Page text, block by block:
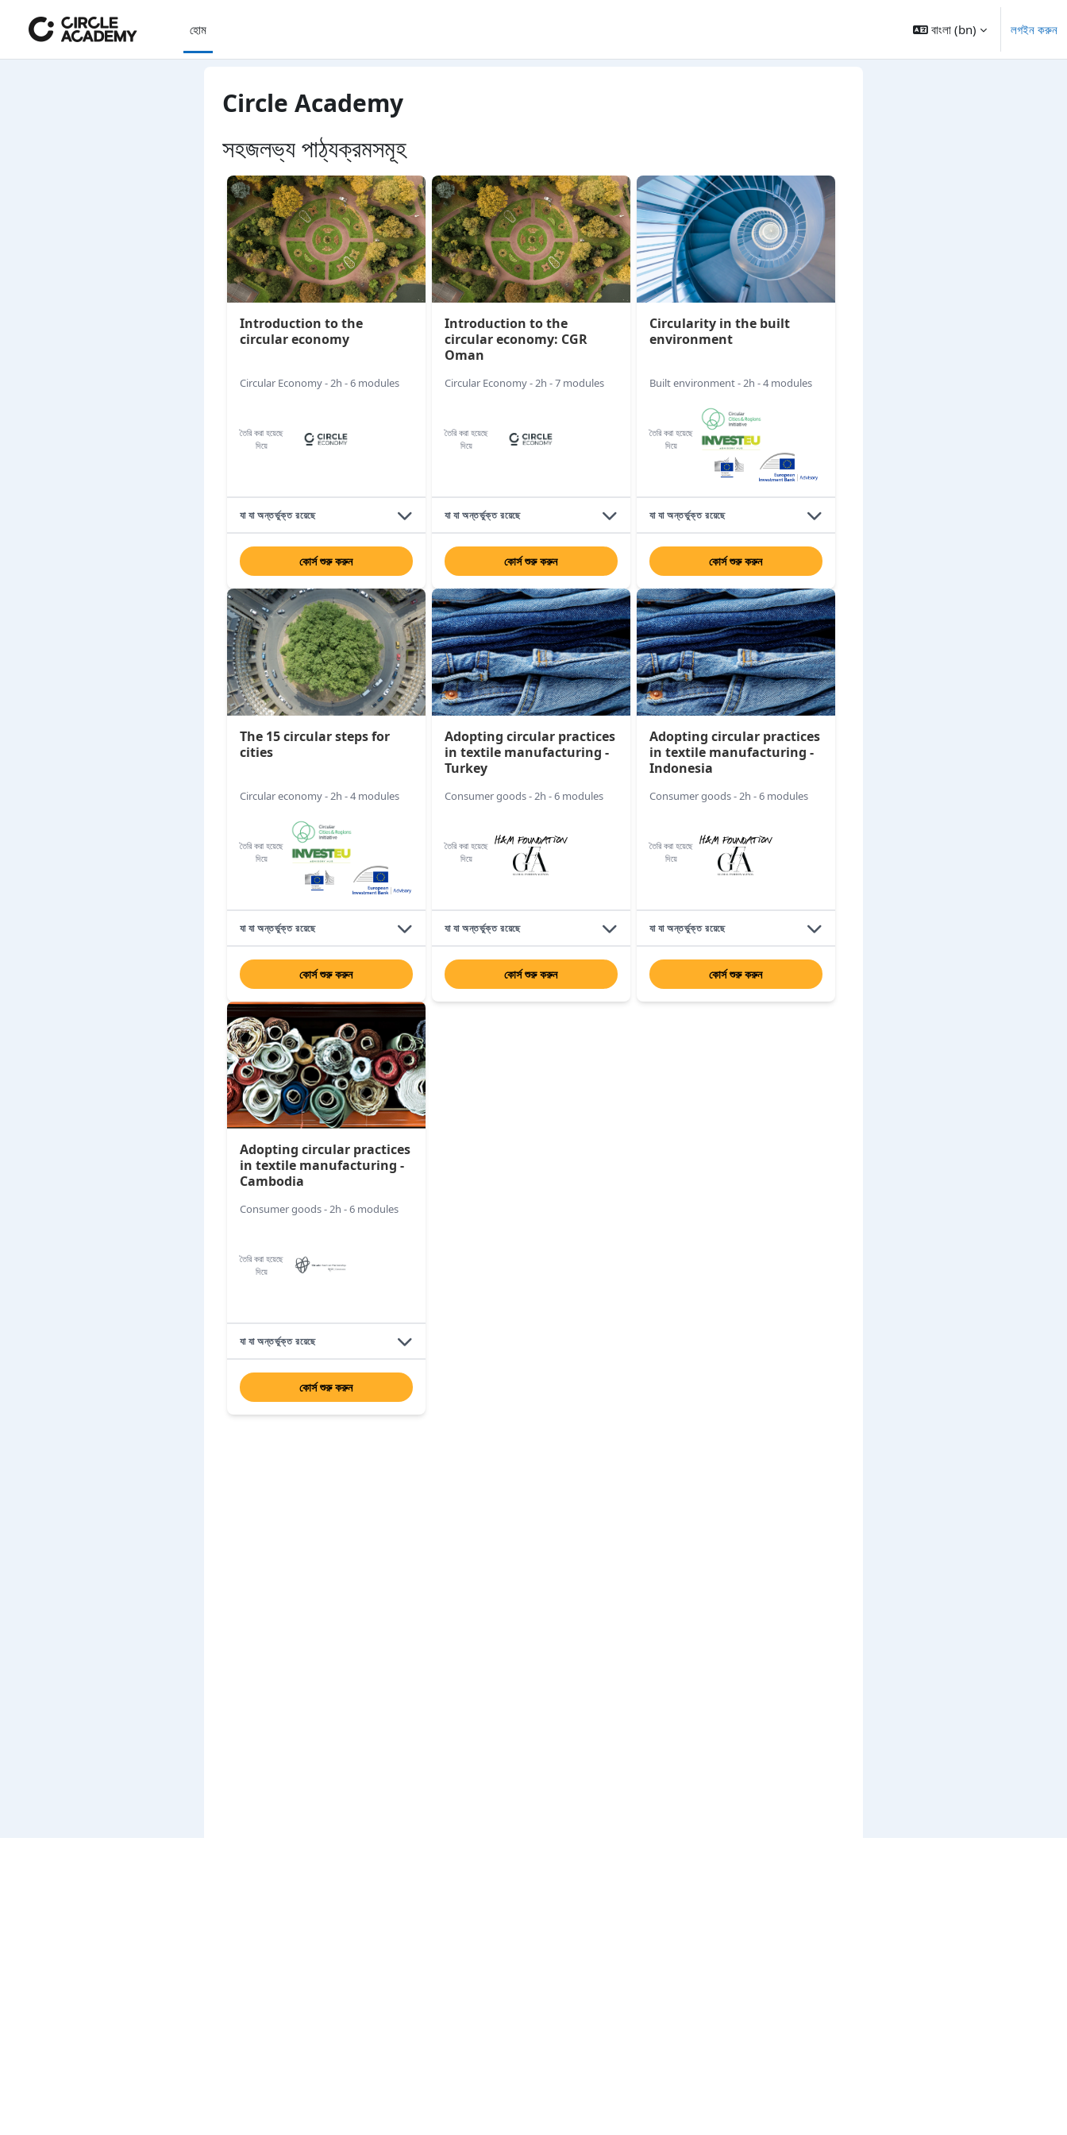
হোম
বাংলা ‎(bn)‎ লগইন করুন
Circle Academy
সহজলভ্য পাঠ্যক্রমসমূহ
Introduction to the
circular economy
Circular Economy - 2h - 6 modules
তৈরি করা হয়েছে
দিয়ে
যা যা অন্তর্ভুক্ত রয়েছে
কোর্স শুরু করুন
Introduction to the
circular economy: CGR
Oman
Circular Economy - 2h - 7 modules
তৈরি করা হয়েছে
দিয়ে
যা যা অন্তর্ভুক্ত রয়েছে
কোর্স শুরু করুন
Circularity in the built
environment
Built environment - 2h - 4 modules
তৈরি করা হয়েছে
দিয়ে
যা যা অন্তর্ভুক্ত রয়েছে
কোর্স শুরু করুন
The 15 circular steps for
cities
Circular economy - 2h - 4 modules
তৈরি করা হয়েছে
দিয়ে
যা যা অন্তর্ভুক্ত রয়েছে
কোর্স শুরু করুন
Adopting circular practices
in textile manufacturing -
Turkey
Consumer goods - 2h - 6 modules
তৈরি করা হয়েছে
দিয়ে
যা যা অন্তর্ভুক্ত রয়েছে
কোর্স শুরু করুন
Adopting circular practices
in textile manufacturing -
Indonesia
Consumer goods - 2h - 6 modules
তৈরি করা হয়েছে
দিয়ে
যা যা অন্তর্ভুক্ত রয়েছে
কোর্স শুরু করুন
Adopting circular practices
in textile manufacturing -
Cambodia
Consumer goods - 2h - 6 modules
তৈরি করা হয়েছে
দিয়ে
যা যা অন্তর্ভুক্ত রয়েছে
কোর্স শুরু করুন